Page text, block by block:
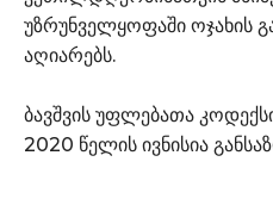
უზრუნველყოფაში ოჯახის
აღიარებს.
ბავშვის უფლებათა
2020 წელის ივნისია